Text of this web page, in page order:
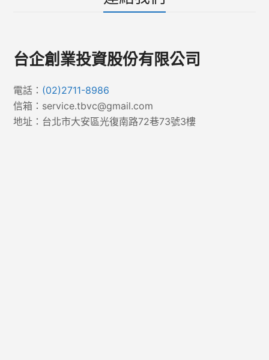
台企創業投資股份有限公司
電話： (02)2711-8986
信箱：service.tbvc@gmail.com
地址：台北市大安區光復南路72巷73號3樓